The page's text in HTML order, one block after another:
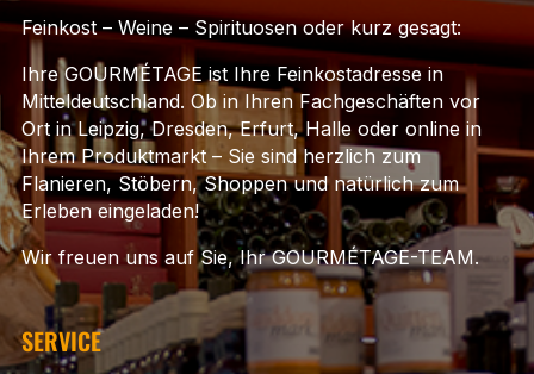
Feinkost – Weine – Spirituosen oder kurz gesagt:
Ihre GOURMÉTAGE ist Ihre Feinkostadresse in
Mitteldeutschland. Ob in Ihren Fachgeschäften vor
Ort in Leipzig, Dresden, Erfurt, Halle oder online in
Ihrem Produktmarkt – Sie sind herzlich zum
Flanieren, Stöbern, Shoppen und natürlich zum
Erleben eingeladen!
Wir freuen uns auf Sie, Ihr GOURMÉTAGE-TEAM.
SERVICE